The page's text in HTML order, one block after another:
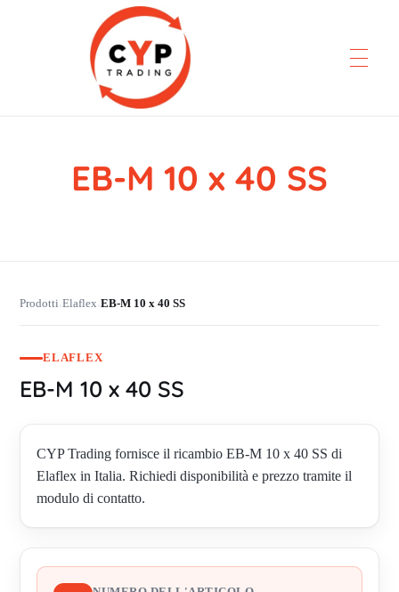
CYP Trading
Professionelle Ersatzteilbeschaffung
EB-M 10 x 40 SS
Prodotti›Elaflex›EB-M 10 x 40 SS
ELAFLEX
EB-M 10 x 40 SS
CYP Trading fornisce il ricambio EB-M 10 x 40 SS di
Elaflex in Italia. Richiedi disponibilità e prezzo tramite il
modulo di contatto.